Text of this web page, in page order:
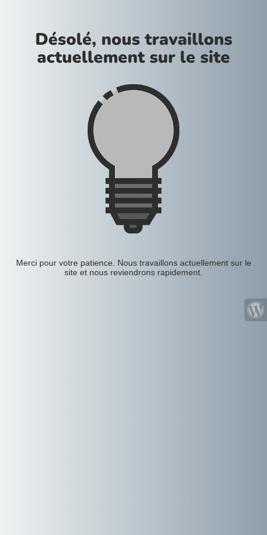
Désolé, nous travaillons
actuellement sur le site
Merci pour votre patience. Nous travaillons actuellement sur le
site et nous reviendrons rapidement.